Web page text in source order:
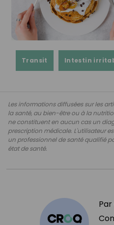
Transit Intestin
Les informations diffusées sur les
la santé, au bien-être ou à la
ne constituent en aucun cas un
prescription médicale. L'utilisateur
un professionnel de santé qualifié
état de santé.
Par